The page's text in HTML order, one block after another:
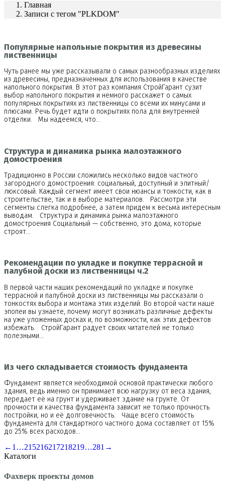
Главная
Записи с тегом "PLKDOM"
Популярные напольные покрытия из древесины
лиственницы
Чуть ранее мы уже рассказывали о самых разнообразных изделиях
из древесины, предназначенных для использования в качестве
напольного покрытия. В этот раз компания СтройГарант сузит
выбор напольного покрытия и немного расскажет о самых
популярных покрытиях из лиственницы со всеми их минусами и
плюсами. Речь будет идти о покрытиях пола для внутренней
отделки. Мы надеемся, что…
Структура и динамика рынка малоэтажного
домостроения
Традиционно в России сложились несколько видов частного
загородного домостроения: социальный, доступный и элитный/
люксовый. Каждый сегмент имеет свои нюансы и тонкости, как в
строительстве, так и в выборе материалов. Рассмотри эти
сегменты слегка подробнее, а затем придем к весьма интересным
выводам. Структура и динамика рынка малоэтажного
домостроения Социальный — собственно, это дома, которые
строят…
Рекомендации по укладке и покупке террасной и
палубной доски из лиственницы ч.2
В первой части наших рекомендаций по укладке и покупке
террасной и палубной доски из лиственницы мы рассказали о
тонкостях выбора и монтажа этих изделий. Во второй части наше
эпопеи вы узнаете, почему могут возникать различные дефекты
на уже уложенных досках и, по возможности, как этих дефектов
избежать. СтройГарант радует своих читателей не только
полезными…
Из чего складывается стоимость фундамента
Фундамент является необходимой основой практически любого
здания, ведь именно он принимает всю нагрузку от веса здания,
передает её на грунт и удерживает здание на грунте. От
прочности и качества фундамента зависит не только прочность
постройки, но и её долговечность. Чаще всего стоимость
фундамента для стандартного частного дома составляет от 15%
до 25% всех расходов…
← 1 …215216217218219…281 →
Каталоги
Фахверк проекты домов